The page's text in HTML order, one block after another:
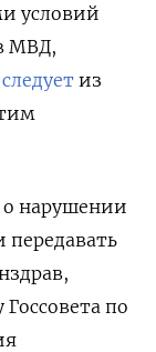
условий
МВД,
следует из
нарушении
передавать
по